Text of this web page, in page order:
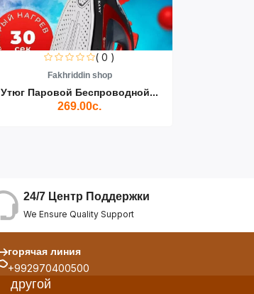
( 0 )
Fakhriddin shop
Утюг Паровой Беспроводной...
269.00с.
24/7 Центр Поддержки
We Ensure Quality Support
горячая линия
+992970400500
другой